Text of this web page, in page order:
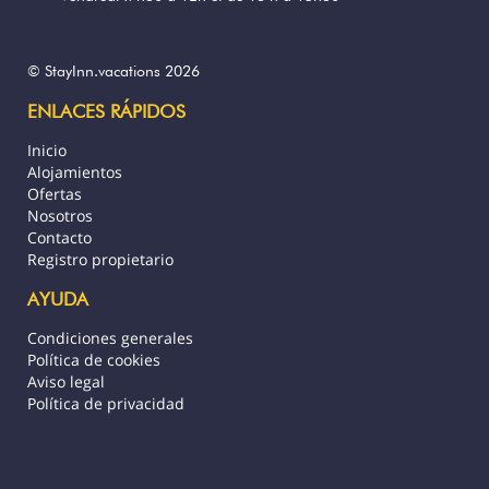
playa privada, que será el punto de
recomiendan zapatos de playa.
Cerca de tu alojamiento encontrarás
- El snack bar Taharuu, a 100 m.
- Playa de las hamburguesas, 250 m
- Supermercado LS Proxy, 250 m.
- Templo polinesio: Marae Mahaeiata,
500 m
- Golf Atimaono, 2,5 km.
- Cuevas de Maraa - Paea - 9 Km
© StayInn.vacations 2026
ENLACES RÁPIDOS
Inicio
Alojamientos
Ofertas
Nosotros
Contacto
Registro propietario
AYUDA
Condiciones generales
Política de cookies
Aviso legal
Política de privacidad